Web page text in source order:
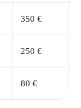
350 €
250 €
80 €